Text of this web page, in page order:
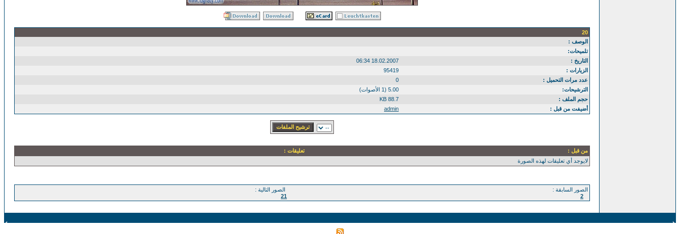
20
الوصف :
تلميحات:
التاريخ :
18.02.2007 06:34
الزيارات :
95419
عدد مرات التحميل :
0
الترشيحات:
5.00 (1 الأصوات)
حجم الملف :
88.7 KB
أضيفت من قبل :
admin
من قبل :
تعليقات :
لايوجد أي تعليقات لهذه الصورة
الصور السابقة :
2
الصور التالية :
21